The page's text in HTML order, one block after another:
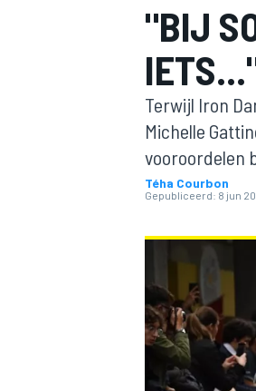
MOTOGP
"BIJ
Terwijl Iron
Michelle
vooroordelen
Téha Courbon
Gepubliceerd: 8 jun